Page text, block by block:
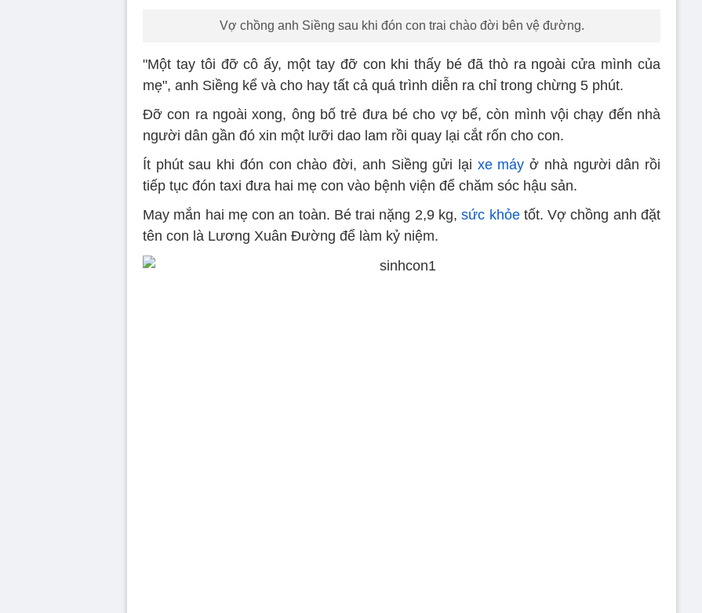
Vợ chồng anh Siềng sau khi đón con trai chào đời bên vệ đường.
"Một tay tôi đỡ cô ấy, một tay đỡ con khi thấy bé đã thò ra ngoài cửa mình của
mẹ", anh Siềng kể và cho hay tất cả quá trình diễn ra chỉ trong chừng 5 phút.
Đỡ con ra ngoài xong, ông bố trẻ đưa bé cho vợ bế, còn mình vội chạy đến nhà
người dân gần đó xin một lưỡi dao lam rồi quay lại cắt rốn cho con.
Ít phút sau khi đón con chào đời, anh Siềng gửi lại xe máy ở nhà người dân rồi
tiếp tục đón taxi đưa hai mẹ con vào bệnh viện để chăm sóc hậu sản.
May mắn hai mẹ con an toàn. Bé trai nặng 2,9 kg,sức khỏetốt. Vợ chồng anh đặt
tên con là Lương Xuân Đường để làm kỷ niệm.